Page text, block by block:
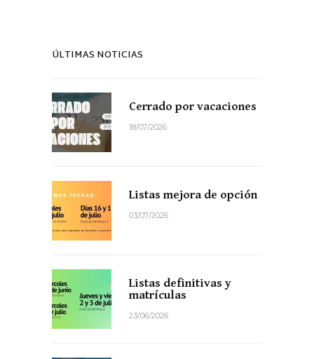
ÚLTIMAS NOTICIAS
Cerrado por vacaciones
18/07/2026
Listas mejora de opción
03/07/2026
Listas definitivas y
matrículas
23/06/2026